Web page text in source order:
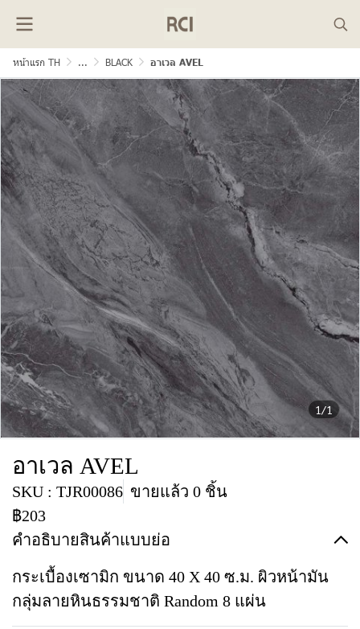
หน้าแรก TH ... BLACK อาเวล AVEL
1/1
อาเวล AVEL
SKU : TJR00086 ขายแล้ว 0 ชิ้น
฿203
คำอธิบายสินค้าแบบย่อ
กระเบื้องเซามิก ขนาด 40 X 40 ซ.ม. ผิวหน้ามัน
กลุ่มลายหินธรรมชาติ Random 8 แผ่น